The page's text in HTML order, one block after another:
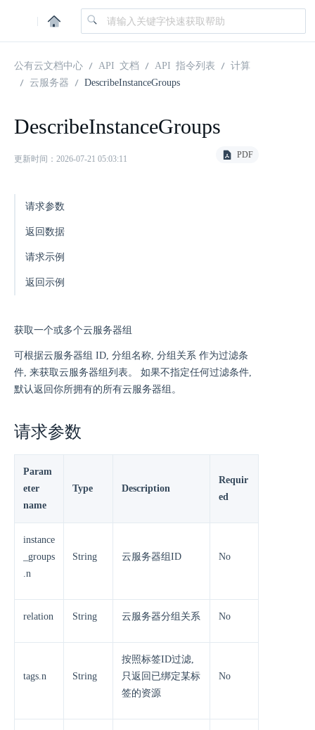
|
公有云文档中心 API 文档 API 指令列表
计算
云服务器
DescribeInstanceGroups
DescribeInstanceGroups
更新时间：2026-07-21 05:03:11 PDF
请求参数
返回数据
请求示例
返回示例
获取一个或多个云服务器组
可根据云服务器组 ID, 分组名称, 分组关系 作为过滤条
件, 来获取云服务器组列表。 如果不指定任何过滤条件,
默认返回你所拥有的所有云服务器组。
请求参数
Param
eter
name
Type Description
Requir
ed
instance
_groups
.n
String 云服务器组ID No
relation String 云服务器分组关系 No
tags.n String
按照标签ID过滤,
只返回已绑定某标
签的资源
No